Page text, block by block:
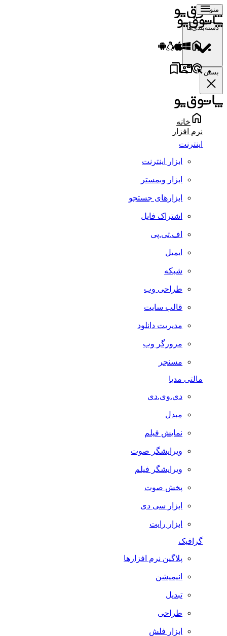
منو
دسته‌بندی‌ها
بستن
خانه
نرم افزار
اینترنت
ابزار اینترنت
ابزار وبمستر
ابزارهای جستجو
اشتراک فایل
اف.تی.پی
ایمیل
شبکه
طراحی وب
قالب سایت
مدیریت دانلود
مرورگر وب
مسنجر
مالتی مدیا
دی.وی.دی
مبدل
نمایش فیلم
ویرایشگر صوت
ویرایشگر فیلم
پخش صوت
ابزار سی دی
ابزار رایت
گرافیک
پلاگین نرم افزارها
انیمیشن
تبدیل
طراحی
ابزار فلش